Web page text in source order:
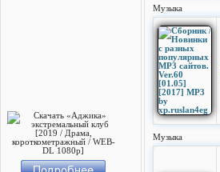
Музыка
Музыка